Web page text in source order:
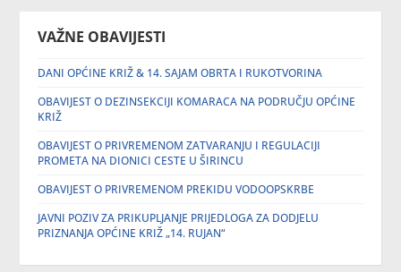
VAŽNE OBAVIJESTI
DANI OPĆINE KRIŽ & 14. SAJAM OBRTA I RUKOTVORINA
OBAVIJEST O DEZINSEKCIJI KOMARACA NA PODRUČJU OPĆINE
KRIŽ
OBAVIJEST O PRIVREMENOM ZATVARANJU I REGULACIJI
PROMETA NA DIONICI CESTE U ŠIRINCU
OBAVIJEST O PRIVREMENOM PREKIDU VODOOPSKRBE
JAVNI POZIV ZA PRIKUPLJANJE PRIJEDLOGA ZA DODJELU
PRIZNANJA OPĆINE KRIŽ „14. RUJAN“